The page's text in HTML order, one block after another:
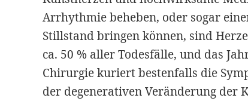
Arrhythmie beheben, oder sogar
Stillstand bringen können, sind
ca. 50 % aller Todesfälle, und das
Chirurgie kuriert bestenfalls die
der degenerativen Veränderung der